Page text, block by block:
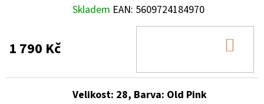
Skladem EAN: 5609724184970
1 790 Kč
Velikost: 28, Barva: Old Pink